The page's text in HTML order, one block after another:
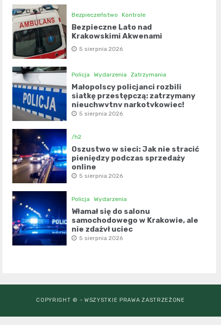
Bezpieczeństwo Kontrole
Bezpieczne Lato nad
Krakowskimi Akwenami
5 sierpnia 2026
Policja Wydarzenia Zatrzymania
Małopolscy policjanci rozbili
siatkę przestępczą: zatrzymany
nieuchwytny narkotykowiec!
5 sierpnia 2026
/h2
Oszustwo w sieci: Jak nie stracić
pieniędzy podczas sprzedaży
online
5 sierpnia 2026
Policja Wydarzenia
Włamał się do salonu
samochodowego w Krakowie, ale
nie zdążył uciec
5 sierpnia 2026
COPYRIGHT © - WSZYSTKIE PRAWA ZASTRZEŻONE